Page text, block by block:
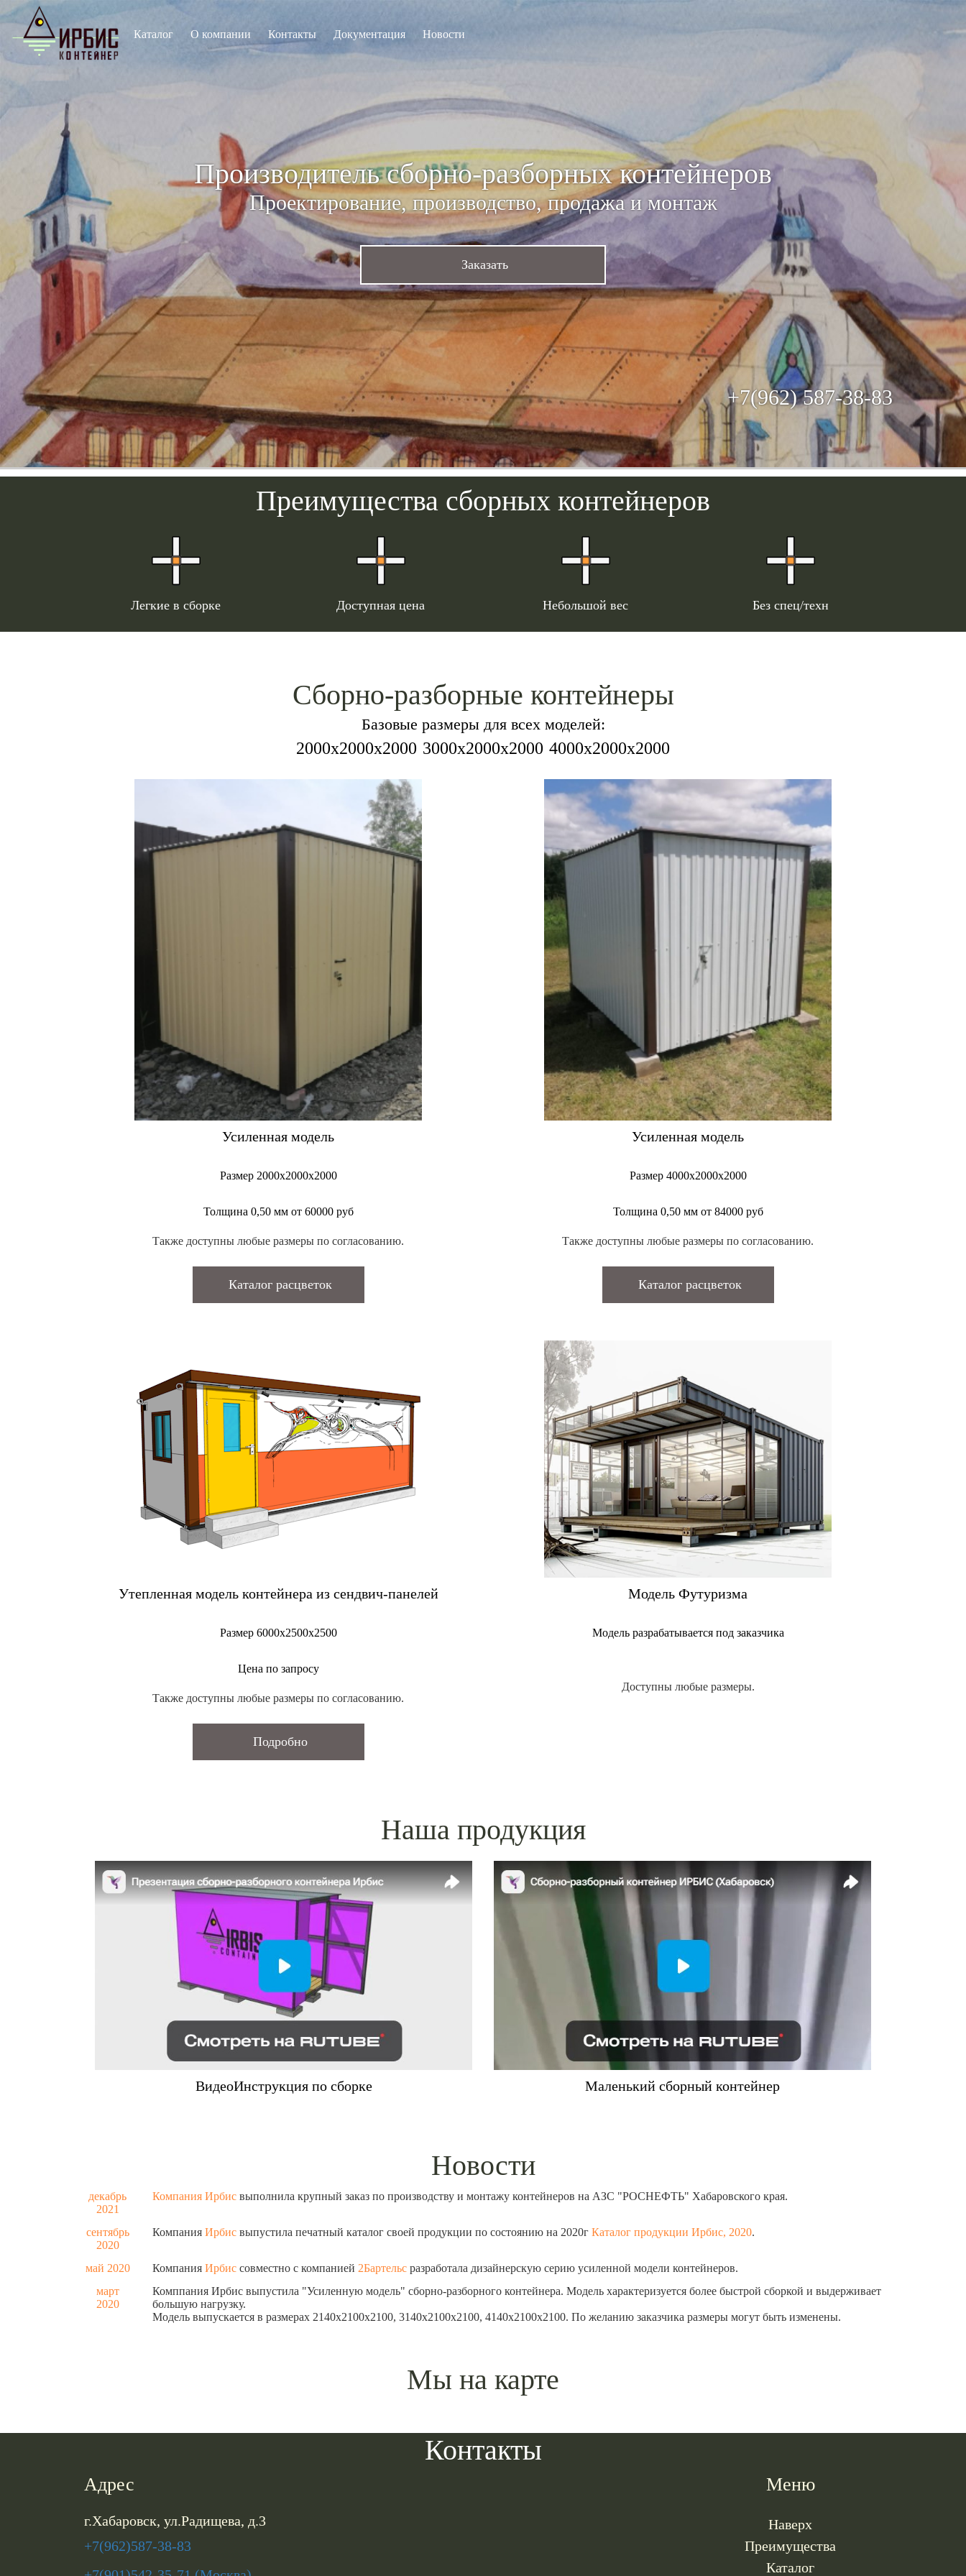
Каталог О компании Контакты Документация Новости
Производитель сборно-разборных контейнеров
Проектирование, производство, продажа и монтаж
+7(962) 587-38-83
Преимущества сборных контейнеров
Легкие в сборке Доступная цена Небольшой вес Без спец/техн
Сборно-разборные контейнеры
Базовые размеры для всех моделей:
2000х2000х2000 3000х2000х2000 4000х2000х2000
Усиленная модель
Размер 2000х2000х2000
Толщина 0,50 мм от 60000 руб
Также доступны любые размеры по согласованию.
Усиленная модель
Размер 4000х2000х2000
Толщина 0,50 мм от 84000 руб
Также доступны любые размеры по согласованию.
Утепленная модель контейнера из сендвич-панелей
Размер 6000х2500х2500
Цена по запросу
Также доступны любые размеры по согласованию.
Модель Футуризма
Модель разрабатывается под заказчика
Доступны любые размеры.
Наша продукция
ВидеоИнструкция по сборке Маленький сборный контейнер
Новости
декабрь
2021
Компания Ирбис выполнила крупный заказ по производству и монтажу контейнеров на АЗС "РОСНЕФТЬ" Хабаровского края.
сентябрь
2020
Компания Ирбис выпустила печатный каталог своей продукции по состоянию на 2020г Каталог продукции Ирбис, 2020.
май 2020 Компания Ирбис совместно с компанией 2Бартельс разработала дизайнерскую серию усиленной модели контейнеров.
март
2020
Комппания Ирбис выпустила "Усиленную модель" сборно-разборного контейнера. Модель характеризуется более быстрой сборкой и выдерживает
большую нагрузку.
Модель выпускается в размерах 2140х2100х2100, 3140х2100х2100, 4140х2100х2100. По желанию заказчика размеры могут быть изменены.
Мы на карте
Контакты
Адрес
г.Хабаровск, ул.Радищева, д.3
+7(962)587-38-83
Меню
Наверх
Преимущества
Каталог